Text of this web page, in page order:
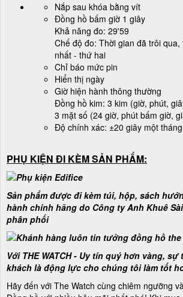
Nắp sau khóa bằng vít
Đồng hồ bấm giờ 1 giây
Khả năng đo: 29'59
Chế độ đo: Thời gian đã trôi
nhất - thứ hai
Chỉ báo mức pin
Hiển thị ngày
Giờ hiện hành thông thường
Đồng hồ kim: 3 kim (giờ, phút,
3 mặt số (24 giờ, phút bấm giờ,
Độ chính xác: ±20 giây một
PHỤ KIỆN ĐI KÈM SẢN PHẨM:
Sản phẩm được đi kèm túi, hộp, sách
hành chính hãng do Công ty Anh Khuê
phân phối
Với THE WATCH - Uy tín quý hơn vàng,
khách là động lực cho chúng tôi làm tốt
Hãy đến với The Watch cùng chiêm ngưỡng